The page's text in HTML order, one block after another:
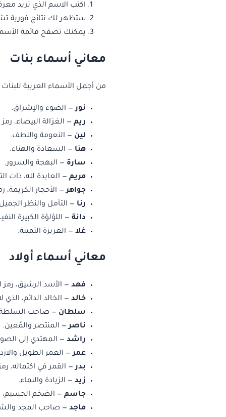
اكتب الاسم الذي تريد
ستظهر لك نتائج فورية
يمكنك تصفح قائمة
معاني أسماء بنات
من أجمل الأسماء العربية
نور— الضوء والإشراق.
ريم — الغزالة البيضاء،
لين — النعومة واللطف.
هنا — السعادة والهناء.
سارة — البهجة والسرور.
مريم — العابدة لله، ذات
جواهر— الأحجار الكريمة،
رنا — التأمل والنظر
دانة — اللؤلؤة الكبيرة
غلا — العزيزة الثمينة.
معاني أسماء أولاد
فهد — الأسد الرشيق، رمز
خالد — الخالد الدائم، الذي
سلطان — صاحب السلطة
ناصر— المنتصر والمُعين.
راشد — المهتدي إلى
عمر— العمر الطويل
بدر— القمر في اكتماله،
زيد — الزيادة والنماء.
جاسم — الضخم الجسيم،
ماجد — صاحب المجد